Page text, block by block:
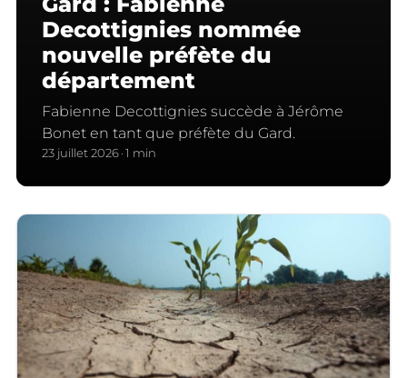
Decottignies nommée
nouvelle préfète du
département
Fabienne Decottignies succède à Jérôme
Bonet en tant que préfète du Gard.
23 juillet 2026 1 min